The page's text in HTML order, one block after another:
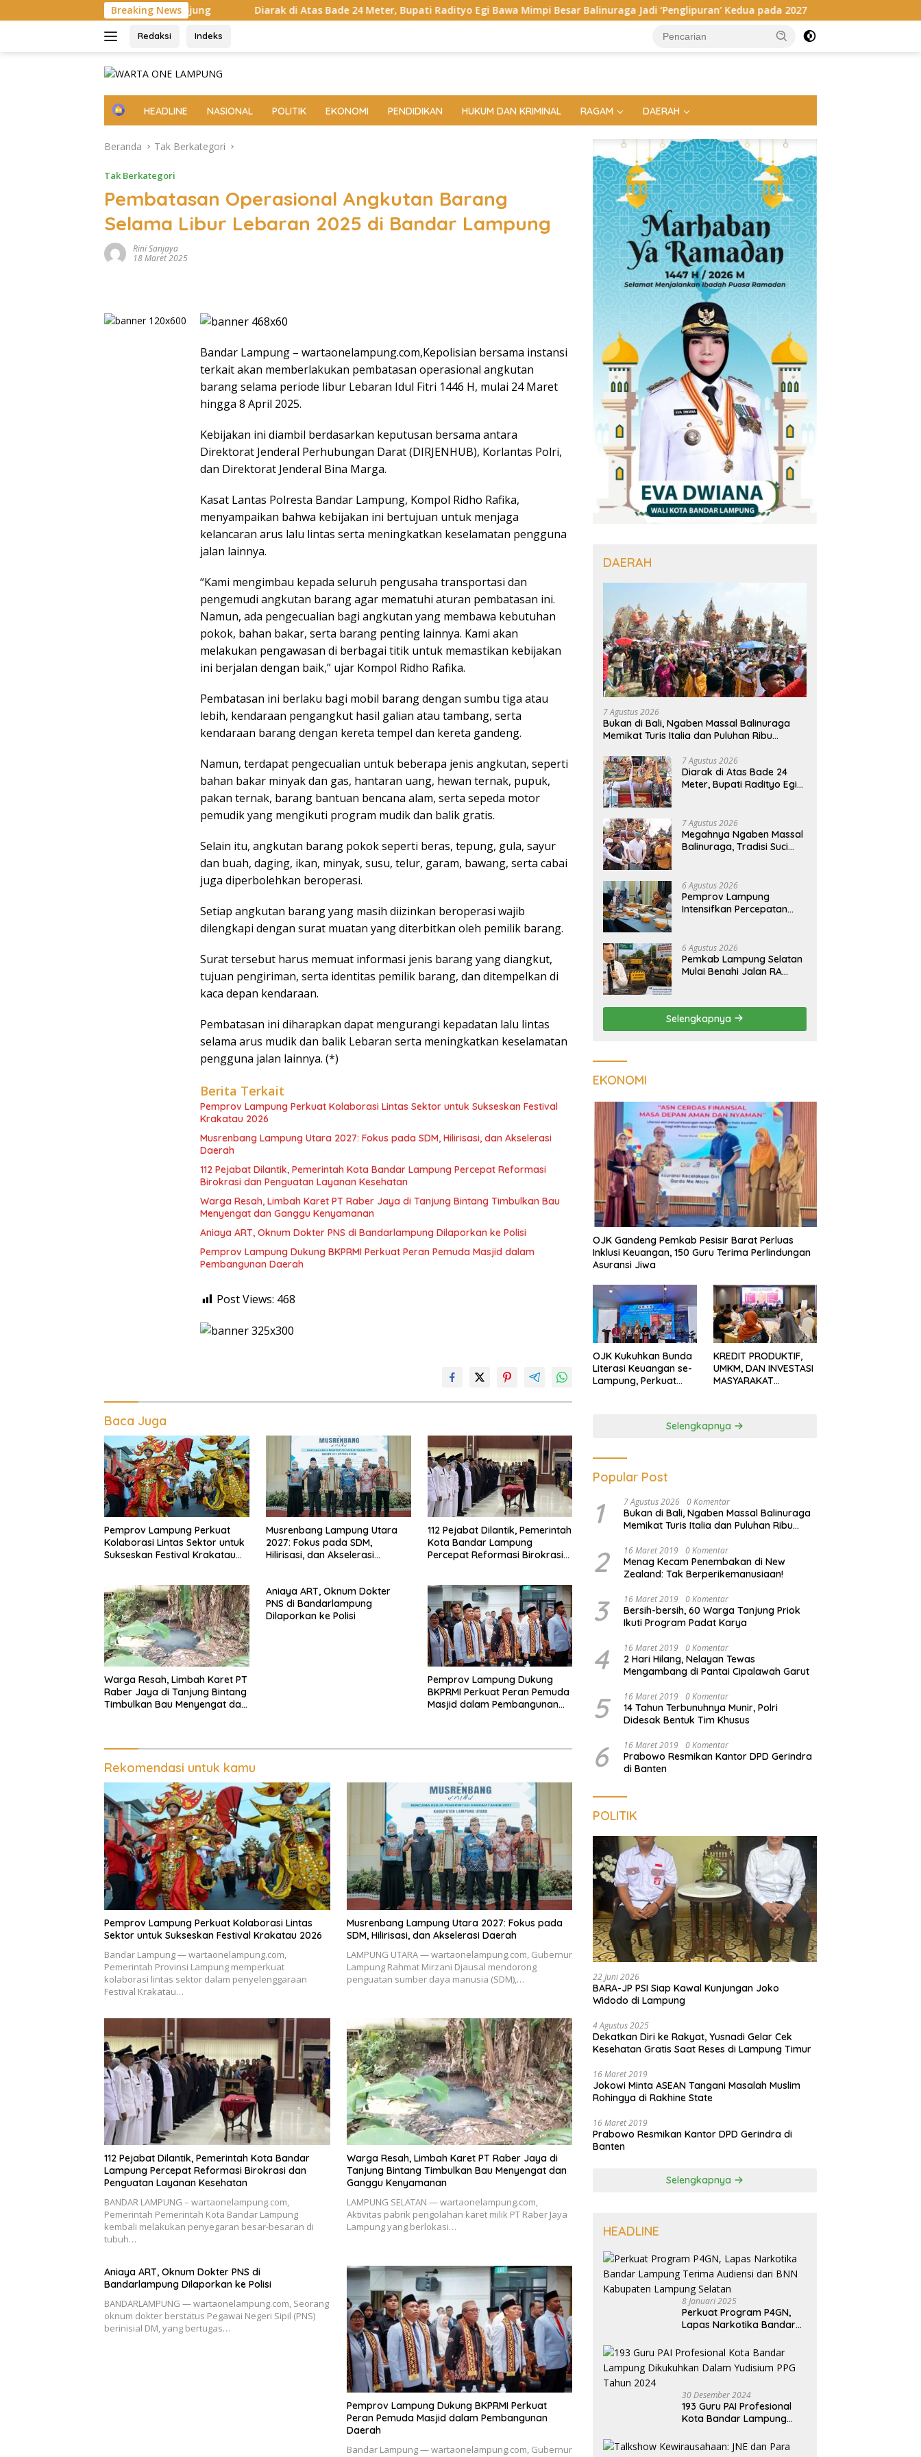
ke
Breaking News
Diarak di Atas Bade 24 Meter, Bupati Radityo Egi Bawa Mimpi Besar Balinuraga Jadi ‘Penglipuran’ Kedua pada 2027 Megahnya Ngaben Massal
Redaksi Indeks
H
e
HEADLINE NASIONAL POLITIK EKONOMI PENDIDIKAN HUKUM DAN KRIMINAL RAGAM DAERAH
Beranda Tak Berkategori
Tak Berkategori
Pembatasan Operasional Angkutan Barang
Selama Libur Lebaran 2025 di Bandar Lampung
Rini Sanjaya
18 Maret 2025
Bandar Lampung – wartaonelampung.com,Kepolisian bersama instansi
terkait akan memberlakukan pembatasan operasional angkutan
barang selama periode libur Lebaran Idul Fitri 1446 H, mulai 24 Maret
hingga 8 April 2025.
Kebijakan ini diambil berdasarkan keputusan bersama antara
Direktorat Jenderal Perhubungan Darat (DIRJENHUB), Korlantas Polri,
dan Direktorat Jenderal Bina Marga.
Kasat Lantas Polresta Bandar Lampung, Kompol Ridho Rafika,
menyampaikan bahwa kebijakan ini bertujuan untuk menjaga
kelancaran arus lalu lintas serta meningkatkan keselamatan pengguna
jalan lainnya.
“Kami mengimbau kepada seluruh pengusaha transportasi dan
pengemudi angkutan barang agar mematuhi aturan pembatasan ini.
Namun, ada pengecualian bagi angkutan yang membawa kebutuhan
pokok, bahan bakar, serta barang penting lainnya. Kami akan
melakukan pengawasan di berbagai titik untuk memastikan kebijakan
ini berjalan dengan baik,” ujar Kompol Ridho Rafika.
Pembatasan ini berlaku bagi mobil barang dengan sumbu tiga atau
lebih, kendaraan pengangkut hasil galian atau tambang, serta
kendaraan barang dengan kereta tempel dan kereta gandeng.
Namun, terdapat pengecualian untuk beberapa jenis angkutan, seperti
bahan bakar minyak dan gas, hantaran uang, hewan ternak, pupuk,
pakan ternak, barang bantuan bencana alam, serta sepeda motor
pemudik yang mengikuti program mudik dan balik gratis.
Selain itu, angkutan barang pokok seperti beras, tepung, gula, sayur
dan buah, daging, ikan, minyak, susu, telur, garam, bawang, serta cabai
juga diperbolehkan beroperasi.
Setiap angkutan barang yang masih diizinkan beroperasi wajib
dilengkapi dengan surat muatan yang diterbitkan oleh pemilik barang.
Surat tersebut harus memuat informasi jenis barang yang diangkut,
tujuan pengiriman, serta identitas pemilik barang, dan ditempelkan di
kaca depan kendaraan.
Pembatasan ini diharapkan dapat mengurangi kepadatan lalu lintas
selama arus mudik dan balik Lebaran serta meningkatkan keselamatan
pengguna jalan lainnya. (*)
Berita Terkait
Pemprov Lampung Perkuat Kolaborasi Lintas Sektor untuk Sukseskan Festival
Krakatau 2026
Musrenbang Lampung Utara 2027: Fokus pada SDM, Hilirisasi, dan Akselerasi
Daerah
112 Pejabat Dilantik, Pemerintah Kota Bandar Lampung Percepat Reformasi
Birokrasi dan Penguatan Layanan Kesehatan
Warga Resah, Limbah Karet PT Raber Jaya di Tanjung Bintang Timbulkan Bau
Menyengat dan Ganggu Kenyamanan
Aniaya ART, Oknum Dokter PNS di Bandarlampung Dilaporkan ke Polisi
Pemprov Lampung Dukung BKPRMI Perkuat Peran Pemuda Masjid dalam
Pembangunan Daerah
Post Views: 468
Baca Juga
Pemprov Lampung Perkuat
Kolaborasi Lintas Sektor untuk
Sukseskan Festival Krakatau
Musrenbang Lampung Utara
2027: Fokus pada SDM,
Hilirisasi, dan Akselerasi
112 Pejabat Dilantik, Pemerintah
Kota Bandar Lampung
Percepat Reformasi Birokrasi
Warga Resah, Limbah Karet PT
Raber Jaya di Tanjung Bintang
Timbulkan Bau Menyengat dan
Aniaya ART, Oknum Dokter
PNS di Bandarlampung
Dilaporkan ke Polisi
Pemprov Lampung Dukung
BKPRMI Perkuat Peran Pemuda
Masjid dalam Pembangunan
Rekomendasi untuk kamu
Pemprov Lampung Perkuat Kolaborasi Lintas
Sektor untuk Sukseskan Festival Krakatau 2026
Bandar Lampung — wartaonelampung.com,
Pemerintah Provinsi Lampung memperkuat
kolaborasi lintas sektor dalam penyelenggaraan
Festival Krakatau…
Musrenbang Lampung Utara 2027: Fokus pada
SDM, Hilirisasi, dan Akselerasi Daerah
LAMPUNG UTARA — wartaonelampung.com, Gubernur
Lampung Rahmat Mirzani Djausal mendorong
penguatan sumber daya manusia (SDM),…
112 Pejabat Dilantik, Pemerintah Kota Bandar
Lampung Percepat Reformasi Birokrasi dan
Penguatan Layanan Kesehatan
BANDAR LAMPUNG – wartaonelampung.com,
Pemerintah Pemerintah Kota Bandar Lampung
kembali melakukan penyegaran besar-besaran di
tubuh…
Warga Resah, Limbah Karet PT Raber Jaya di
Tanjung Bintang Timbulkan Bau Menyengat dan
Ganggu Kenyamanan
LAMPUNG SELATAN — wartaonelampung.com,
Aktivitas pabrik pengolahan karet milik PT Raber Jaya
Lampung yang berlokasi…
Aniaya ART, Oknum Dokter PNS di
Bandarlampung Dilaporkan ke Polisi
BANDARLAMPUNG — wartaonelampung.com, Seorang
oknum dokter berstatus Pegawai Negeri Sipil (PNS)
berinisial DM, yang bertugas…
Pemprov Lampung Dukung BKPRMI Perkuat
Peran Pemuda Masjid dalam Pembangunan
Daerah
Bandar Lampung — wartaonelampung.com, Gubernur
DAERAH
7 Agustus 2026
Bukan di Bali, Ngaben Massal Balinuraga
Memikat Turis Italia dan Puluhan Ribu
7 Agustus 2026
Diarak di Atas Bade 24
Meter, Bupati Radityo Egi
‘Penglipuran’ Kedua pada
2027
7 Agustus 2026
Megahnya Ngaben Massal
Balinuraga, Tradisi Suci
dan Merekatkan Ikatan
Keluarga
6 Agustus 2026
Pemprov Lampung
Intensifkan Percepatan
Tanggamus
6 Agustus 2026
Pemkab Lampung Selatan
Mulai Benahi Jalan RA
Demi Keselamatan
Pengguna Jalan
Selengkapnya
EKONOMI
OJK Gandeng Pemkab Pesisir Barat Perluas
Inklusi Keuangan, 150 Guru Terima Perlindungan
Asuransi Jiwa
OJK Kukuhkan Bunda
Literasi Keuangan se-
Lampung, Perkuat
KREDIT PRODUKTIF,
UMKM, DAN INVESTASI
MASYARAKAT
Selengkapnya
Popular Post
1 7 Agustus 2026 0 Komentar
Bukan di Bali, Ngaben Massal Balinuraga
Memikat Turis Italia dan Puluhan Ribu
2 16 Maret 2019 0 Komentar
Menag Kecam Penembakan di New
Zealand: Tak Berperikemanusiaan!
3 16 Maret 2019 0 Komentar
Bersih-bersih, 60 Warga Tanjung Priok
Ikuti Program Padat Karya
4 16 Maret 2019 0 Komentar
2 Hari Hilang, Nelayan Tewas
Mengambang di Pantai Cipalawah Garut
5 16 Maret 2019 0 Komentar
14 Tahun Terbunuhnya Munir, Polri
Didesak Bentuk Tim Khusus
6 16 Maret 2019 0 Komentar
Prabowo Resmikan Kantor DPD Gerindra
di Banten
POLITIK
22 Juni 2026
BARA-JP PSI Siap Kawal Kunjungan Joko
Widodo di Lampung
4 Agustus 2025
Dekatkan Diri ke Rakyat, Yusnadi Gelar Cek
Kesehatan Gratis Saat Reses di Lampung Timur
16 Maret 2019
Jokowi Minta ASEAN Tangani Masalah Muslim
Rohingya di Rakhine State
16 Maret 2019
Prabowo Resmikan Kantor DPD Gerindra di
Banten
Selengkapnya
HEADLINE
8 Januari 2025
Perkuat Program P4GN,
Lapas Narkotika Bandar
dari BNN Kabupaten
Lampung Selatan
30 Desember 2024
193 Guru PAI Profesional
Kota Bandar Lampung
Yudisium PPG Tahun 2024